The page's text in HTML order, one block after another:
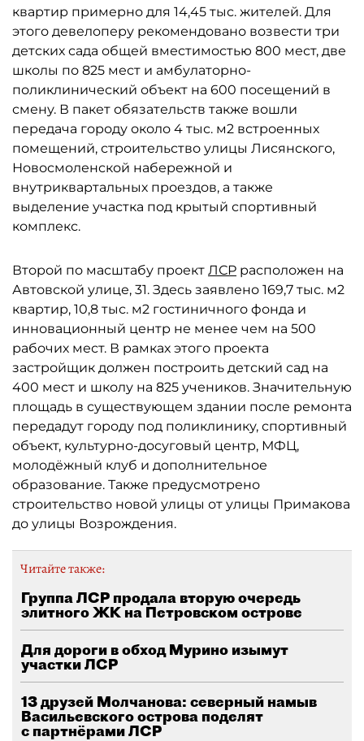
квартир примерно для 14,45 тыс. жителей. Для
этого девелоперу рекомендовано возвести три
детских сада общей вместимостью 800 мест, две
школы по 825 мест и амбулаторно-
поликлинический объект на 600 посещений в
смену. В пакет обязательств также вошли
передача городу около 4 тыс. м2 встроенных
помещений, строительство улицы Лисянского,
Новосмоленской набережной и
внутриквартальных проездов, а также
выделение участка под крытый спортивный
комплекс.
Второй по масштабу проект ЛСР расположен на
Автовской улице, 31. Здесь заявлено 169,7 тыс. м2
квартир, 10,8 тыс. м2 гостиничного фонда и
инновационный центр не менее чем на 500
рабочих мест. В рамках этого проекта
застройщик должен построить детский сад на
400 мест и школу на 825 учеников. Значительную
площадь в существующем здании после ремонта
передадут городу под поликлинику, спортивный
объект, культурно-досуговый центр, МФЦ,
молодёжный клуб и дополнительное
образование. Также предусмотрено
строительство новой улицы от улицы Примакова
до улицы Возрождения.
Читайте также:
Группа ЛСР продала вторую очередь
элитного ЖК на Петровском острове
Для дороги в обход Мурино изымут
участки ЛСР
13 друзей Молчанова: северный намыв
Васильевского острова поделят
с партнёрами ЛСР